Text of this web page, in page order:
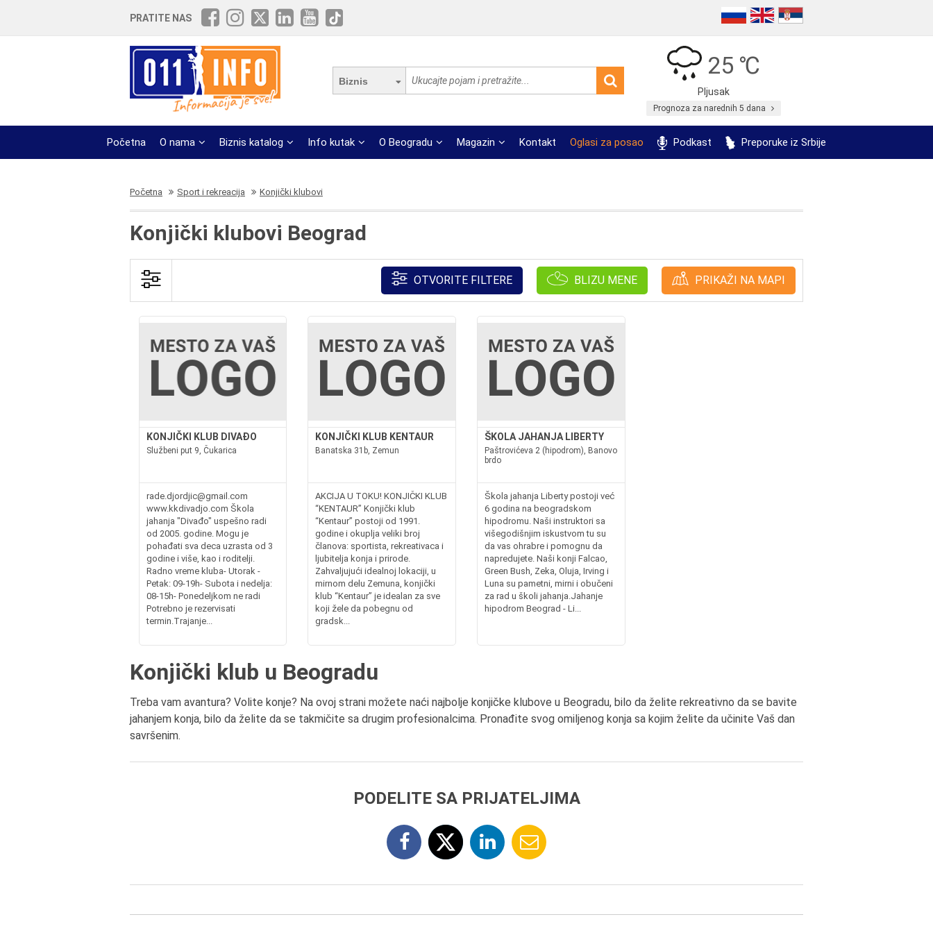
PRATITE NAS
Biznis
25 ℃
Pljusak
Prognoza za narednih 5 dana
Početna O nama Biznis katalog Info kutak O Beogradu Magazin Kontakt Oglasi za posao Podkast Preporuke iz Srbije
Početna Sport i rekreacija Konjički klubovi
Konjički klubovi Beograd
OTVORITE FILTERE BLIZU MENE PRIKAŽI NA MAPI
KONJIČKI KLUB DIVAĐO
Službeni put 9, Čukarica
rade.djordjic@gmail.com
www.kkdivadjo.com Škola
jahanja "Divađo" uspešno radi
od 2005. godine. Mogu je
pohađati sva deca uzrasta od 3
godine i više, kao i roditelji.
Radno vreme kluba- Utorak -
Petak: 09-19h- Subota i nedelja:
08-15h- Ponedeljkom ne radi
Potrebno je rezervisati
termin.Trajanje...
KONJIČKI KLUB KENTAUR
Banatska 31b, Zemun
AKCIJA U TOKU! KONJIČKI KLUB
“KENTAUR” Konjički klub
“Kentaur” postoji od 1991.
godine i okuplja veliki broj
članova: sportista, rekreativaca i
ljubitelja konja i prirode.
Zahvaljujući idealnoj lokaciji, u
mirnom delu Zemuna, konjički
klub “Kentaur” je idealan za sve
koji žele da pobegnu od
gradsk...
ŠKOLA JAHANJA LIBERTY
Paštrovićeva 2 (hipodrom), Banovo
brdo
Škola jahanja Liberty postoji već
6 godina na beogradskom
hipodromu. Naši instruktori sa
višegodišnjim iskustvom tu su
da vas ohrabre i pomognu da
napredujete. Naši konji Falcao,
Green Bush, Zeka, Oluja, Irving i
Luna su pametni, mirni i obučeni
za rad u školi jahanja.Jahanje
hipodrom Beograd - Li...
Konjički klub u Beogradu
Treba vam avantura? Volite konje? Na ovoj strani možete naći najbolje konjičke klubove u Beogradu, bilo da želite rekreativno da se bavite
jahanjem konja, bilo da želite da se takmičite sa drugim profesionalcima. Pronađite svog omiljenog konja sa kojim želite da učinite Vaš dan
savršenim.
PODELITE SA PRIJATELJIMA